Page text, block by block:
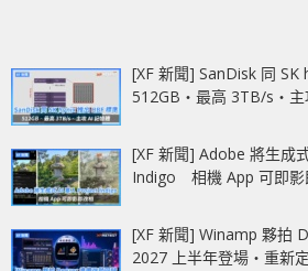
[XF 新聞] SanDisk 同
512GB‧最高 3TB/s‧主
[XF 新聞] Adobe 將生成
Indigo 相機 App 可即影
[XF 新聞] Winamp 夥拍
2027 上半年登場‧重新